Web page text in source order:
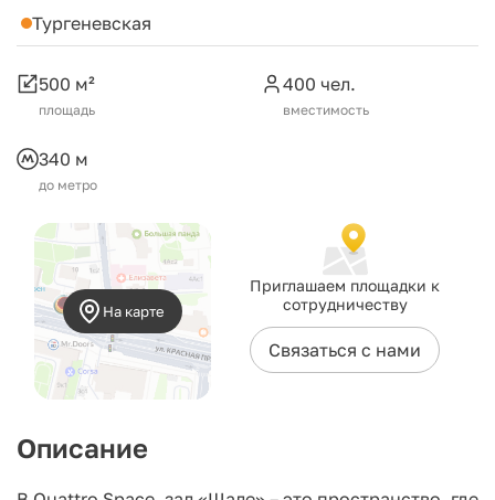
Тургеневская
500 м²
площадь
400 чел.
вместимость
340 м
до метро
На карте
Приглашаем площадки к
сотрудничеству
Связаться с нами
Описание